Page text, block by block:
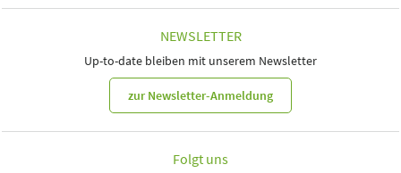
NEWSLETTER
Up-to-date bleiben mit unserem Newsletter
zur Newsletter-Anmeldung
Folgt uns